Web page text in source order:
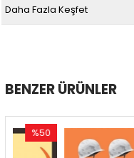
Daha Fazla Keşfet
BENZER ÜRÜNLER